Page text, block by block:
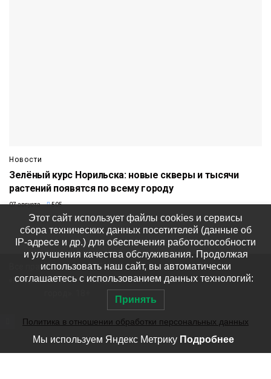
Новости
Зелёный курс Норильска: новые скверы и тысячи
растений появятся по всему городу
07 августа 505
Все права защищены © ООО
«Медиакомпания «Северный
Этот сайт использует файлы cookies и сервисы
сбора технических данных посетителей (данные об
IP-адресе и др.) для обеспечения работоспособности
и улучшения качества обслуживания. Продолжая
использовать наш сайт, вы автоматически
соглашаетесь с использованием данных технологий:
Принять
Политика в отношении обработки персональных данных
Мы используем Яндекс Метрику Подробнее